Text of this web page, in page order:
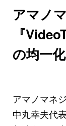
アマノ
『
の均一
アマノマネ
中丸幸夫代